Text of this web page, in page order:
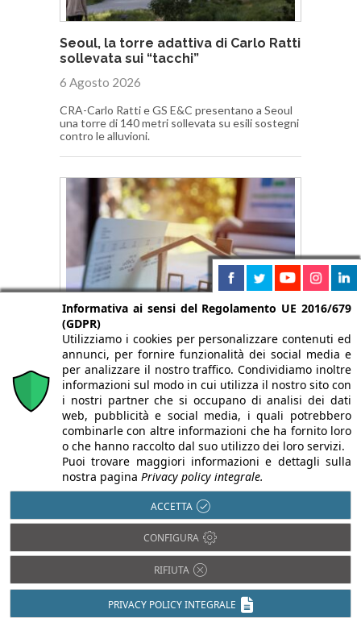
Seoul, la torre adattiva di Carlo Ratti
sollevata sui “tacchi”
6 Agosto 2026
CRA-Carlo Ratti e GS E&C presentano a Seoul
una torre di 140 metri sollevata su esili sostegni
contro le alluvioni.
Mutui ipotecari 2025: sale il capitale
erogato, scendono i tassi
5 Agosto 2026
Nel 2025 quasi 907 mila immobili ipotecati e 139
miliardi di capitale erogato. Il Rapporto OMI-
Agenzia delle Entrate: tassi in discesa e il peso
del credito extra-immobiliare.
Informativa ai sensi del Regolamento UE 2016/679
(GDPR)
Utilizziamo i cookies per personalizzare contenuti ed
annunci, per fornire funzionalità dei social media e
per analizzare il nostro traffico. Condividiamo inoltre
informazioni sul modo in cui utilizza il nostro sito con
i nostri partner che si occupano di analisi dei dati
web, pubblicità e social media, i quali potrebbero
combinarle con altre informazioni che ha fornito loro
o che hanno raccolto dal suo utilizzo dei loro servizi.
Puoi trovare maggiori informazioni e dettagli sulla
nostra pagina Privacy policy integrale.
ACCETTA
CONFIGURA
RIFIUTA
PRIVACY POLICY INTEGRALE